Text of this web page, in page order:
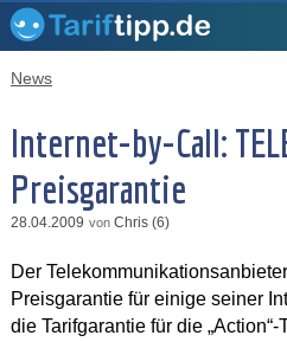
News
Internet-by-Call:
Preisgarantie
28.04.2009 von Chris (6)
Der Telekommunikationsanbieter
Preisgarantie für einige seiner
die Tarifgarantie für die